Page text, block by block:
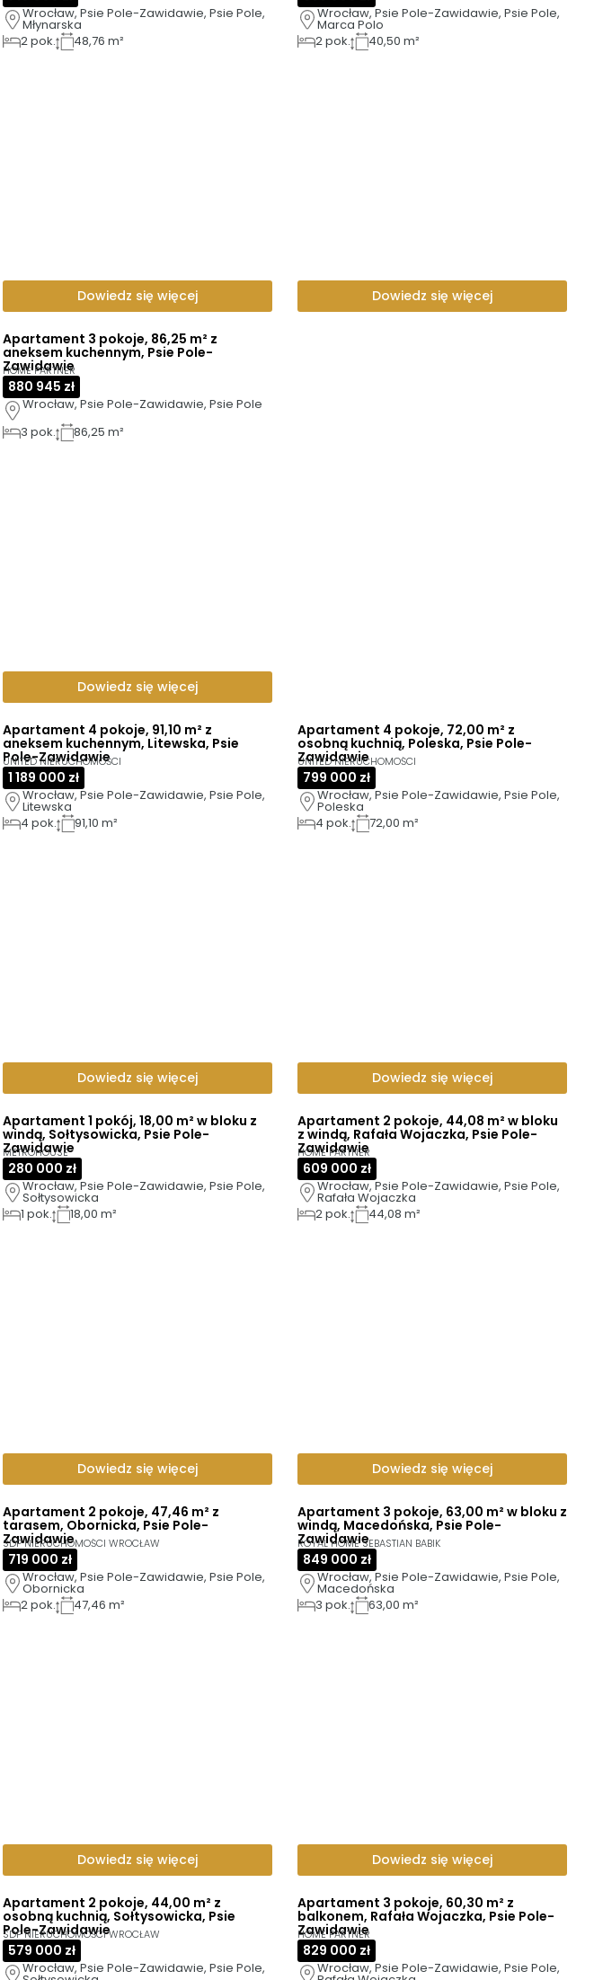
Wrocław, Psie Pole-Zawidawie, Psie Pole,
Młynarska
2pok. 48,76 m²
Dowiedz się więcej
Wrocław, Psie Pole-Zawidawie, Psie Pole,
Marca Polo
2pok. 40,50 m²
Dowiedz się więcej
Apartament 3 pokoje, 86,25 m² z
aneksem kuchennym, Psie Pole-
Zawidawie
HOME PARTNER
880 945 zł
Wrocław, Psie Pole-Zawidawie, Psie Pole
3 pok. 86,25 m²
Dowiedz się więcej
Apartament 4 pokoje, 91,10 m² z
aneksem kuchennym, Litewska, Psie
Pole-Zawidawie
UNITED NIERUCHOMOŚCI
1 189 000 zł
Wrocław, Psie Pole-Zawidawie, Psie Pole,
Litewska
4 pok. 91,10 m²
Dowiedz się więcej
Apartament 4 pokoje, 72,00 m² z
osobną kuchnią, Poleska, Psie Pole-
Zawidawie
UNITED NIERUCHOMOŚCI
799 000 zł
Wrocław, Psie Pole-Zawidawie, Psie Pole,
Poleska
4 pok. 72,00 m²
Dowiedz się więcej
Apartament 1 pokój, 18,00 m² w bloku z
windą, Sołtysowicka, Psie Pole-
Zawidawie
METROHOUSE
280 000 zł
Wrocław, Psie Pole-Zawidawie, Psie Pole,
Sołtysowicka
1 pok. 18,00 m²
Dowiedz się więcej
Apartament 2 pokoje, 44,08 m² w bloku
z windą, Rafała Wojaczka, Psie Pole-
Zawidawie
HOME PARTNER
609 000 zł
Wrocław, Psie Pole-Zawidawie, Psie Pole,
Rafała Wojaczka
2pok. 44,08 m²
Dowiedz się więcej
Apartament 2 pokoje, 47,46 m² z
tarasem, Obornicka, Psie Pole-
Zawidawie
SDP NIERUCHOMOŚCI WROCŁAW
719 000 zł
Wrocław, Psie Pole-Zawidawie, Psie Pole,
Obornicka
2pok. 47,46 m²
Dowiedz się więcej
Apartament 3 pokoje, 63,00 m² w bloku z
windą, Macedońska, Psie Pole-
Zawidawie
ROYAL HOME SEBASTIAN BABIK
849 000 zł
Wrocław, Psie Pole-Zawidawie, Psie Pole,
Macedońska
3 pok. 63,00 m²
Dowiedz się więcej
Apartament 2 pokoje, 44,00 m² z
osobną kuchnią, Sołtysowicka, Psie
Pole-Zawidawie
SDP NIERUCHOMOŚCI WROCŁAW
579 000 zł
Wrocław, Psie Pole-Zawidawie, Psie Pole,
Apartament 3 pokoje, 60,30 m² z
balkonem, Rafała Wojaczka, Psie Pole-
Zawidawie
HOME PARTNER
829 000 zł
Wrocław, Psie Pole-Zawidawie, Psie Pole,